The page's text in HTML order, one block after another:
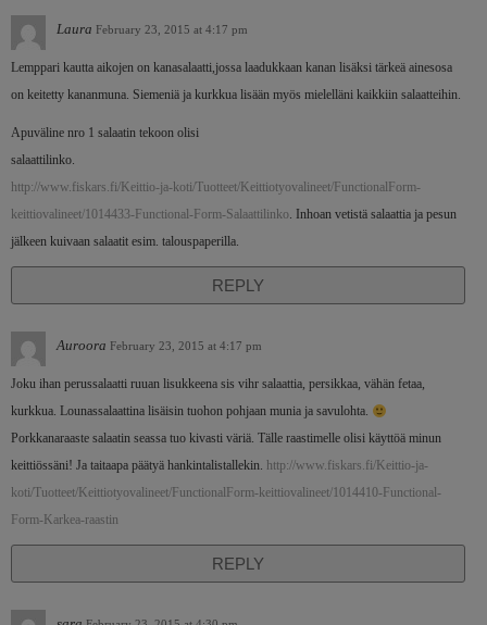
Laura February 23, 2015 at 4:17 pm
Lemppari kautta aikojen on kanasalaatti,jossa laadukkaan kanan lisäksi tärkeä ainesosa
on keitetty kananmuna. Siemeniä ja kurkkua lisään myös mielelläni kaikkiin salaatteihin.
Apuväline nro 1 salaatin tekoon olisi
salaattilinko.
http://www.fiskars.fi/Keittio-ja-koti/Tuotteet/Keittiotyovalineet/FunctionalForm-
keittiovalineet/1014433-Functional-Form-Salaattilinko. Inhoan vetistä salaattia ja pesun
jälkeen kuivaan salaatit esim. talouspaperilla.
REPLY
Auroora February 23, 2015 at 4:17 pm
Joku ihan perussalaatti ruuan lisukkeena sis vihr salaattia, persikkaa, vähän fetaa,
kurkkua. Lounassalaattina lisäisin tuohon pohjaan munia ja savulohta.
Porkkanaraaste salaatin seassa tuo kivasti väriä. Tälle raastimelle olisi käyttöä minun
keittiössäni! Ja taitaapa päätyä hankintalistallekin. http://www.fiskars.fi/Keittio-ja-
koti/Tuotteet/Keittiotyovalineet/FunctionalForm-keittiovalineet/1014410-Functional-
Form-Karkea-raastin
REPLY